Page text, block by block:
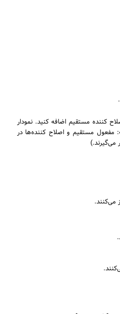
کننده مستقیم اضافه کنید. نمودار
مفعول مستقیم و اصلاح کننده‌ها در
می‌گیرند.)
می‌کنند.